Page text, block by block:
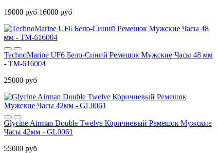
19000 руб 16000 руб
TechnoMarine UF6 Бело-Синий Ремешок Мужские Часы 48 мм
- TM-616004
25000 руб
Glycine Airman Double Twelve Коричневый Ремешок Мужские
Часы 42мм - GL0061
55000 руб